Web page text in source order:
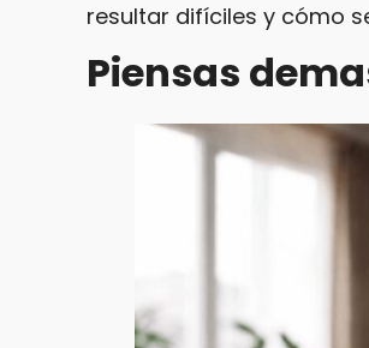
resultar difíciles y cómo
Piensas